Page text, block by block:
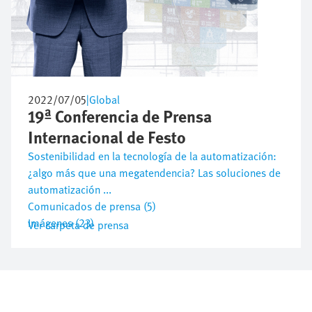
2022/07/05|Global
19ª Conferencia de Prensa
Internacional de Festo
Sostenibilidad en la tecnología de la automatización:
¿algo más que una megatendencia? Las soluciones de
automatización ...
Comunicados de prensa (5)
Imágenes (23)
Ver carpeta de prensa